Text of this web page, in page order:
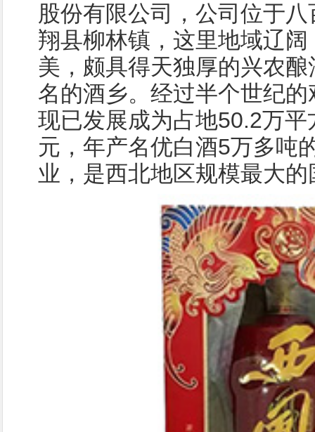
股份有限公司，公司位于
翔县柳林镇，这里地域辽
美，颇具得天独厚的兴农
名的酒乡。经过半个世纪
现已发展成为占地50.2万
元，年产名优白酒5万多吨
业，是西北地区规模最大